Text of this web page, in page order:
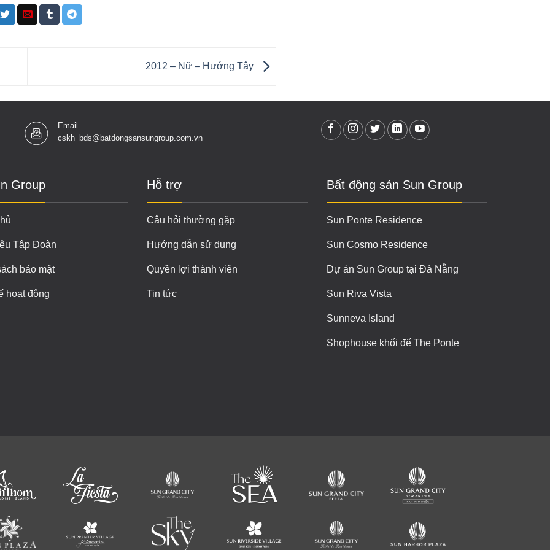
2012 – Nữ – Hướng Tây
Email
cskh_bds@batdongsansungroup.com.vn
Group
Tập Đoàn
bảo mật
hoạt động
Hỗ trợ
Câu hỏi thường gặp
Hướng dẫn sử dụng
Quyền lợi thành viên
Tin tức
Bất động sản Sun Group
Sun Ponte Residence
Sun Cosmo Residence
Dự án Sun Group tại Đà Nẵng
Sun Riva Vista
Sunneva Island
Shophouse khối đế The Ponte